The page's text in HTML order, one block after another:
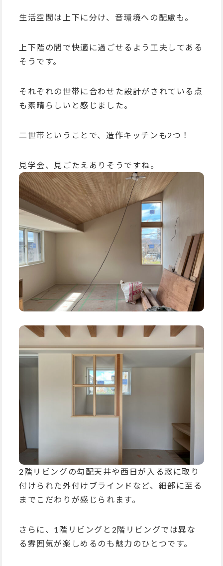
生活空間は上下に分け、音環境への配慮も。
上下階の間で快適に過ごせるよう工夫してある
そうです。
それぞれの世帯に合わせた設計がされている点
も素晴らしいと感じました。
二世帯ということで、造作キッチンも2つ！
見学会、見ごたえありそうですね。
2階リビングの勾配天井や西日が入る窓に取り
付けられた外付けブラインドなど、細部に至る
までこだわりが感じられます。
さらに、1階リビングと2階リビングでは異な
る雰囲気が楽しめるのも魅力のひとつです。